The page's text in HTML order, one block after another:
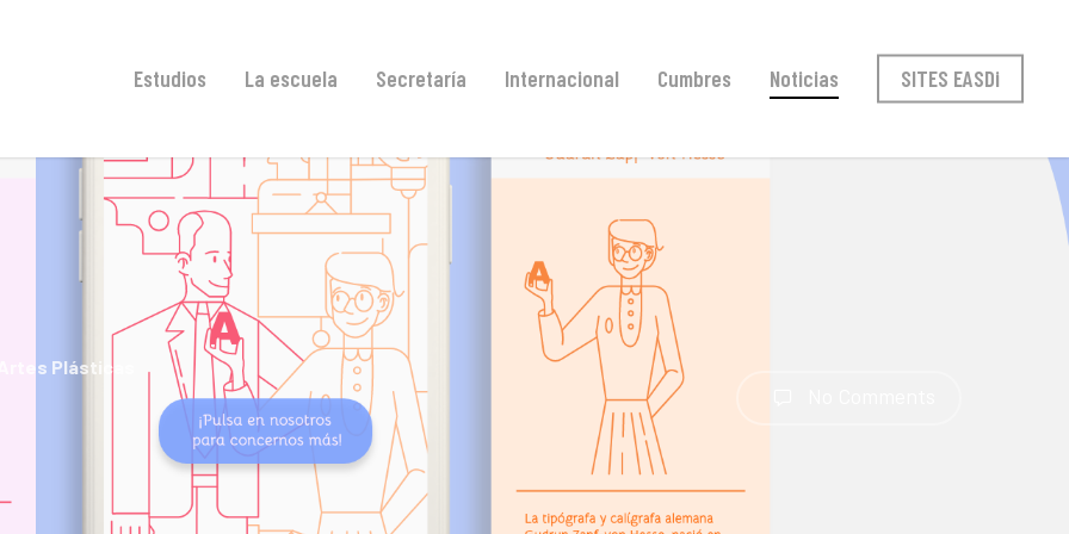
Estudios La escuela Secretaría Internacional Cumbres Noticias SITES EASDi
Plásticas